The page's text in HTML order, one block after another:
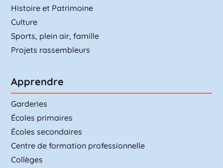
Histoire et Patrimoine
Culture
Sports, plein air, famille
Projets rassembleurs
Apprendre
Garderies
Écoles primaires
Écoles secondaires
Centre de formation professionnelle
Collèges